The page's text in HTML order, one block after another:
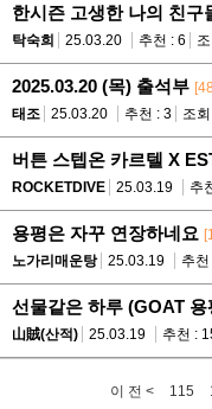
한시즌 고생한 나의 친구
탁숙희
25.03.20 추천 : 6
2025.03.20 (목) 출석부
태조
25.03.20 추천 : 3 조
버튼 스텝온 카르텔 X
ROCKETDIVE
25.03.19 추
용평은 자꾸 연장하네요
노가리매운탕
25.03.19 추천
선물같은 하루 (GOAT 용
山賊(산적)
25.03.19 추천 :
이 전 < 115